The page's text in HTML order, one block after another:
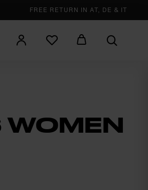
FREE RETURN IN AT, DE & IT
WOMEN